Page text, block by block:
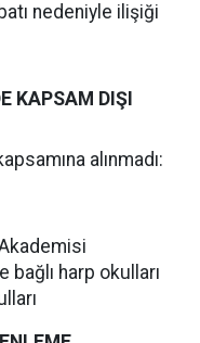
nedeniyle ilişiği
KAPSAM DIŞI
alınmadı:
harp okulları